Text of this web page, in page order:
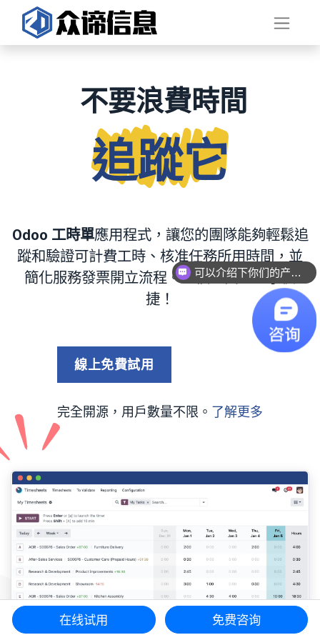
不要浪費時間
追蹤它
Odoo 工時單應用程式，讓您的團隊能夠輕鬆追
蹤和驗證可計費工時、核准任務所用時間，並
簡化服務發票開立流程。一個介面，盡享便
捷！
線上免費試用​​
完全開源，用戶數量不限。 了解更多
可以介绍下你们的产品么？
在线试用 免费咨询